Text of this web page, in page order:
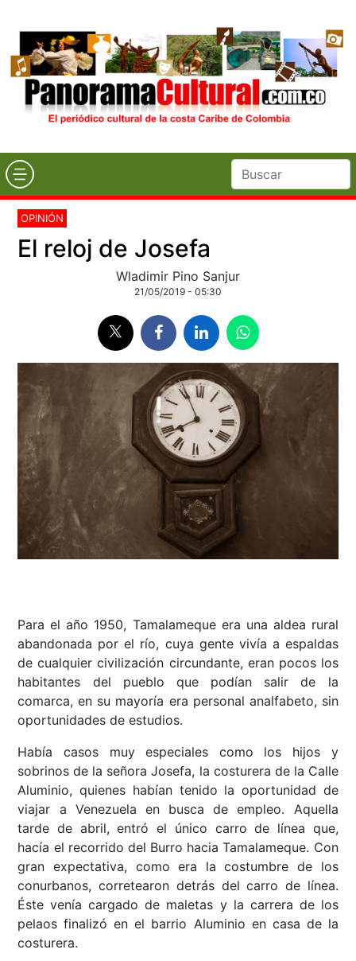
OPINIÓN
El reloj de Josefa
Wladimir Pino Sanjur
21/05/2019 - 05:30
Para el año 1950, Tamalameque era una aldea rural
abandonada por el río, cuya gente vivía a espaldas
de cualquier civilización circundante, eran pocos los
habitantes del pueblo que podían salir de la
comarca, en su mayoría era personal analfabeto, sin
oportunidades de estudios.
Había casos muy especiales como los hijos y
sobrinos de la señora Josefa, la costurera de la Calle
Aluminio, quienes habían tenido la oportunidad de
viajar a Venezuela en busca de empleo. Aquella
tarde de abril, entró el único carro de línea que,
hacía el recorrido del Burro hacia Tamalameque. Con
gran expectativa, como era la costumbre de los
conurbanos, corretearon detrás del carro de línea.
Éste venía cargado de maletas y la carrera de los
pelaos finalizó en el barrio Aluminio en casa de la
costurera.